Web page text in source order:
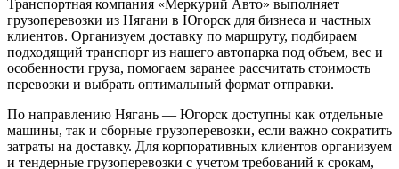
Транспортная компания «Меркурий Авто» выполняет
грузоперевозки из Нягани в Югорск для бизнеса и частных
клиентов. Организуем доставку по маршруту, подбираем
подходящий транспорт из нашего автопарка под объем, вес и
особенности груза, помогаем заранее рассчитать стоимость
перевозки и выбрать оптимальный формат отправки.
По направлению Нягань — Югорск доступны как отдельные
машины, так и сборные грузоперевозки, если важно сократить
затраты на доставку. Для корпоративных клиентов организуем
и тендерные грузоперевозки с учетом требований к срокам,